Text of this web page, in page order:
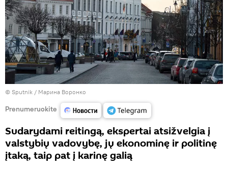
© Sputnik / Марина Воронко
Prenumeruokite
Sudarydami reitingą, ekspertai atsižvelgia į
valstybių vadovybę, jų ekonominę ir politinę
įtaką, taip pat į karinę galią